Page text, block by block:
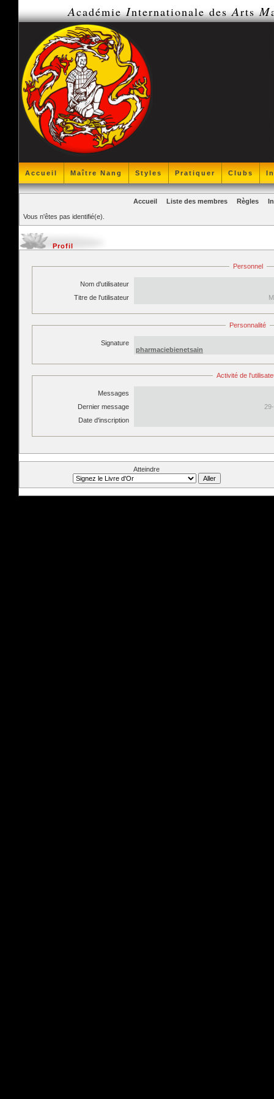
AcadémieInternationale desArtsM
Accueil Maître Nang Styles Pratiquer Clubs
Accueil Liste des membres Règles
Vous n'êtes pas identifié(e).
Profil
Personnel
Nom d'utilisateur
Titre de l'utilisateur
Personnalité
Signature
pharmaciebienetsain
Activité de
Messages
Dernier message
Date d'inscription
Atteindre